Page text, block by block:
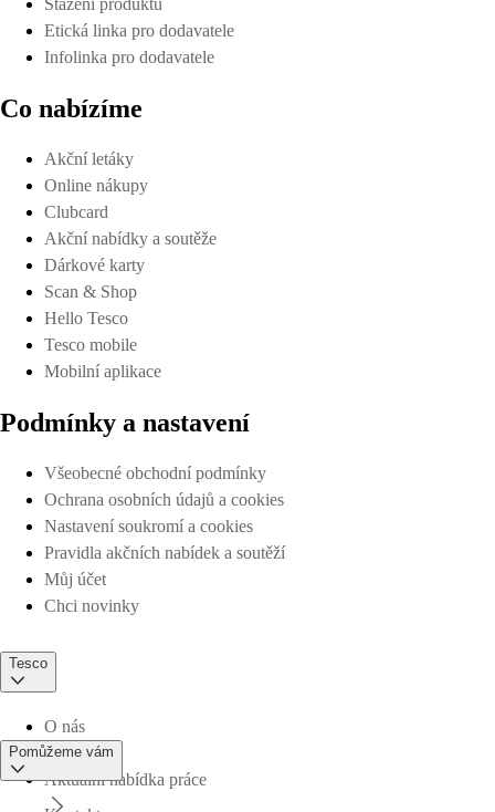
Stažení produktů
Etická linka pro dodavatele
Infolinka pro dodavatele
Co nabízíme
Akční letáky
Online nákupy
Clubcard
Akční nabídky a soutěže
Dárkové karty
Scan & Shop
Hello Tesco
Tesco mobile
Mobilní aplikace
Podmínky a nastavení
Všeobecné obchodní podmínky
Ochrana osobních údajů a cookies
Nastavení soukromí a cookies
Pravidla akčních nabídek a soutěží
Můj účet
Chci novinky
Tesco
O nás
Aktuální nabídka práce
Pomůžeme vám